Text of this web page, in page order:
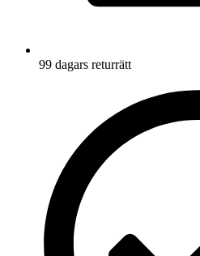
99 dagars returrätt